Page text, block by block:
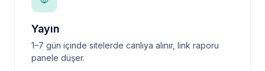
Yayın
1–7 gün içinde sitelerde canlıya alınır, link raporu
panele düşer.